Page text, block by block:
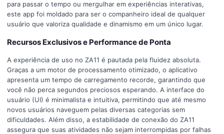
para passar o tempo ou mergulhar em experiências interativas,
este app foi moldado para ser o companheiro ideal de qualquer
usuário que valoriza qualidade e dinamismo em um único lugar.
Recursos Exclusivos e Performance de Ponta
A experiência de uso no ZA11 é pautada pela fluidez absoluta.
Graças a um motor de processamento otimizado, o aplicativo
apresenta um tempo de carregamento recorde, garantindo que
você não perca segundos preciosos esperando. A interface do
usuário (UI) é minimalista e intuitiva, permitindo que até mesmo
novos usuários naveguem pelas diversas categorias sem
dificuldades. Além disso, a estabilidade de conexão do ZA11
assegura que suas atividades não sejam interrompidas por falhas